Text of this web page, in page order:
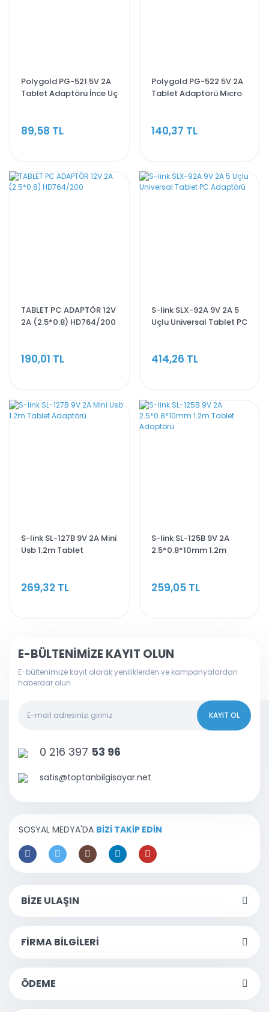
Polygold PG-521 5V 2A
Tablet Adaptörü İnce Uç
89,58 TL
Polygold PG-522 5V 2A
Tablet Adaptörü Micro
140,37 TL
TABLET PC ADAPTÖR 12V
2A (2.5*0.8) HD764/200
190,01 TL
S-link SLX-92A 9V 2A 5
Uçlu Universal Tablet PC
414,26 TL
S-link SL-127B 9V 2A Mini
Usb 1.2m Tablet
269,32 TL
S-link SL-125B 9V 2A
2.5*0.8*10mm 1.2m
259,05 TL
E-BÜLTENİMİZE KAYIT OLUN
E-bültenimize kayıt olarak yeniliklerden ve kampanyalardan
haberdar olun
KAYIT OL
0 216 397 53 96
satis@toptanbilgisayar.net
SOSYAL MEDYA'DA BİZİ TAKİP EDİN
BİZE ULAŞIN
FİRMA BİLGİLERİ
ÖDEME